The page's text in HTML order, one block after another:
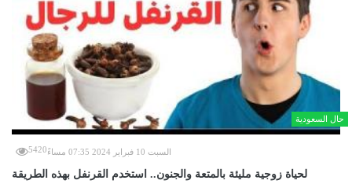
حال السعودية
السبت 10 فبراير 2024 07:35 مساءً 5420
لحياة زوجية مليئة بالمتعة والجنون.. استخدم القرنفل بهذه الطريقة